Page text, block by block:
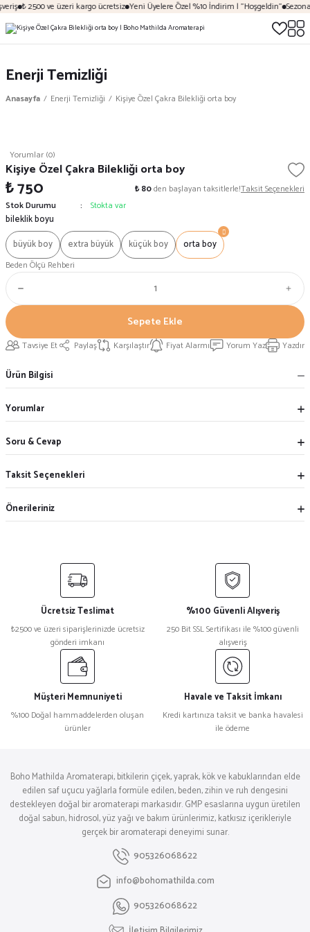
₺ 2500 ve üzeri kargo ücretsiz Yeni Üyelere Özel %10 İndirim | "Hoşgeldin"
Enerji Temizliği
Anasayfa Enerji Temizliği Kişiye Özel Çakra Bilekliği orta boy
Yorumlar (0)
Kişiye Özel Çakra Bilekliği orta boy
₺ 750 ₺ 80den başlayan taksitlerle!Taksit Seçenekleri
Stok Durumu
Stokta var
bileklik boyu
büyük boy
extra büyük küçük boy orta boy
Beden Ölçü Rehberi
Sepete Ekle
Tavsiye Et Paylaş Karşılaştır Fiyat Alarmı Yorum Yaz Yazdır
Ürün Bilgisi
Yorumlar
Soru & Cevap
Taksit Seçenekleri
Önerileriniz
Ücretsiz Teslimat
₺2500 ve üzeri siparişlerinizde ücretsiz
gönderi imkanı
%100 Güvenli Alışveriş
250 Bit SSL Sertifikası ile %100 güvenli
alışveriş
Müşteri Memnuniyeti
%100 Doğal hammaddelerden oluşan
ürünler
Havale ve Taksit İmkanı
Kredi kartınıza taksit ve banka havalesi
ile ödeme
Boho Mathilda Aromaterapi, bitkilerin çiçek, yaprak, kök ve kabuklarından elde
edilen saf uçucu yağlarla formüle edilen, beden, zihin ve ruh dengesini
destekleyen doğal bir aromaterapi markasıdır. GMP esaslarına uygun üretilen
doğal sabun, hidrosol, yüz yağı ve bakım ürünlerimiz, katkısız içerikleriyle
gerçek bir aromaterapi deneyimi sunar.
905326068622
info@bohomathilda.com
905326068622